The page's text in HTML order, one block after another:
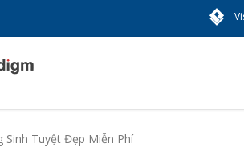
Sinh Tuyệt Đẹp Miễn Phí